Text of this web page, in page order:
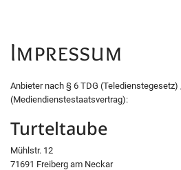
Impressum
Anbieter nach § 6 TDG (Teledienstegesetz)
(Mediendienstestaatsvertrag):
Turteltaube
Mühlstr. 12
71691 Freiberg am Neckar